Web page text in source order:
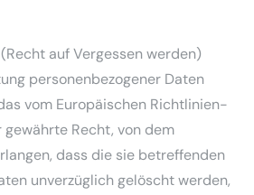
auf Vergessen werden)
personenbezogener Daten
vom Europäischen Richtlinien-
Recht, von dem
dass die sie betreffenden
unverzüglich gelöscht werden,